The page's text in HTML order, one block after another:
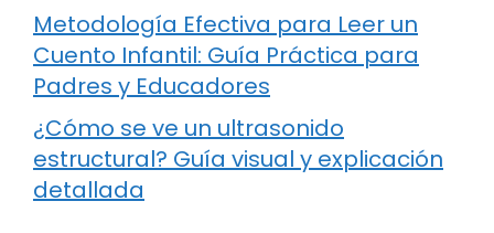
Metodología Efectiva para Leer un
Cuento Infantil: Guía Práctica para
Padres y Educadores
¿Cómo se ve un ultrasonido
estructural? Guía visual y explicación
detallada